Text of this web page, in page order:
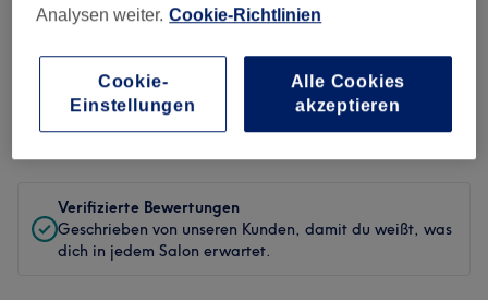
Bewertungen filtern
Behandlung Alle Bewertungen
Bewertung Nach Sternen filtern
Verifizierte Bewertungen
Geschrieben von unseren Kunden, damit du weißt, was
dich in jedem Salon erwartet.
Analysen weiter. Cookie-Richtlinien
Cookie-
Einstellungen
Alle Cookies
akzeptieren